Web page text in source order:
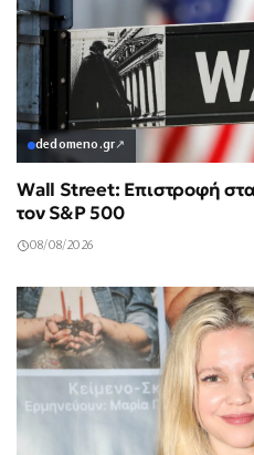
dedomeno.gr↗
Wall Street: Επιστροφή
τον S&P 500
08/08/2026